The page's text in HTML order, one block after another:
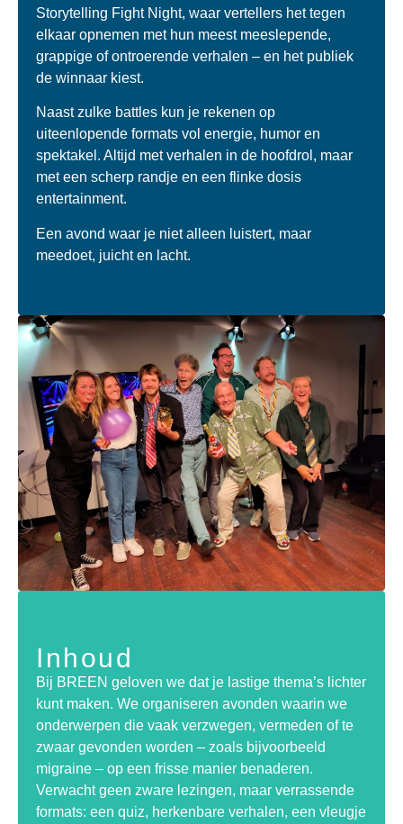
Storytelling Fight Night, waar vertellers het tegen
elkaar opnemen met hun meest meeslepende,
grappige of ontroerende verhalen – en het publiek
de winnaar kiest.
Naast zulke battles kun je rekenen op
uiteenlopende formats vol energie, humor en
spektakel. Altijd met verhalen in de hoofdrol, maar
met een scherp randje en een flinke dosis
entertainment.
Een avond waar je niet alleen luistert, maar
meedoet, juicht en lacht.
Inhoud
Bij BREEN geloven we dat je lastige thema’s lichter
kunt maken. We organiseren avonden waarin we
onderwerpen die vaak verzwegen, vermeden of te
zwaar gevonden worden – zoals bijvoorbeeld
migraine – op een frisse manier benaderen.
Verwacht geen zware lezingen, maar verrassende
formats: een quiz, herkenbare verhalen, een vleugje